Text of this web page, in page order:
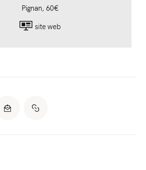
Pignan, 60€
site web